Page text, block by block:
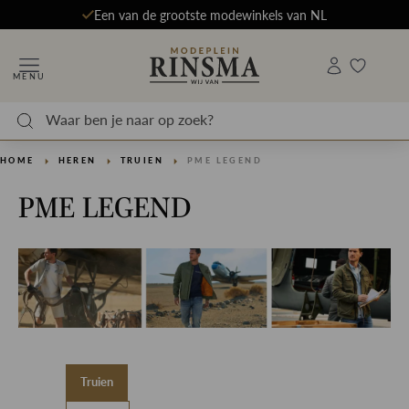
Een van de grootste modewinkels van NL
MENU
HOME HEREN TRUIEN PME LEGEND
PME LEGEND
Truien